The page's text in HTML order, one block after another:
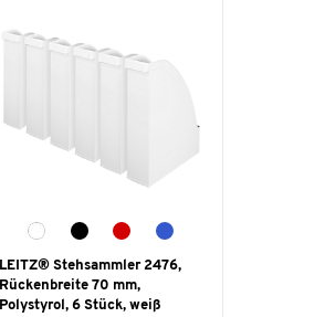
LEITZ® Stehsammler 2476,
Rückenbreite 70 mm,
Polystyrol, 6 Stück, weiß